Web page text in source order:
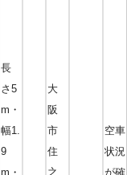
長
さ5
m・
幅1.
9
m・
大
阪
市
住
之
空車
状況
が確